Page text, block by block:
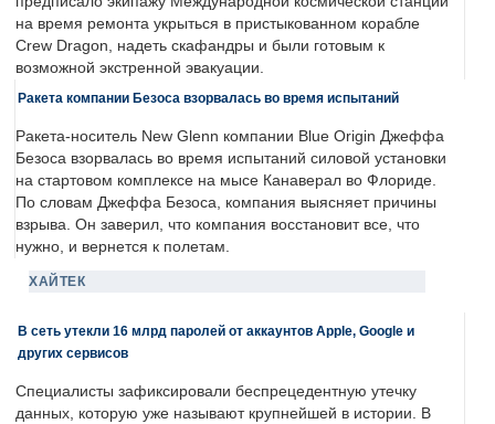
на время ремонта укрыться в пристыкованном корабле
Crew Dragon, надеть скафандры и были готовым к
возможной экстренной эвакуации.
Ракета компании Безоса взорвалась во время испытаний
Ракета-носитель New Glenn компании Blue Origin Джеффа
Безоса взорвалась во время испытаний силовой установки
на стартовом комплексе на мысе Канаверал во Флориде.
По словам Джеффа Безоса, компания выясняет причины
взрыва. Он заверил, что компания восстановит все, что
нужно, и вернется к полетам.
ХАЙТЕК
В сеть утекли 16 млрд паролей от аккаунтов Apple, Google и
других сервисов
Специалисты зафиксировали беспрецедентную утечку
данных, которую уже называют крупнейшей в истории. В